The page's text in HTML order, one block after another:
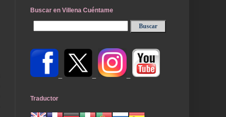
Buscar en Villena Cuéntame
Traductor